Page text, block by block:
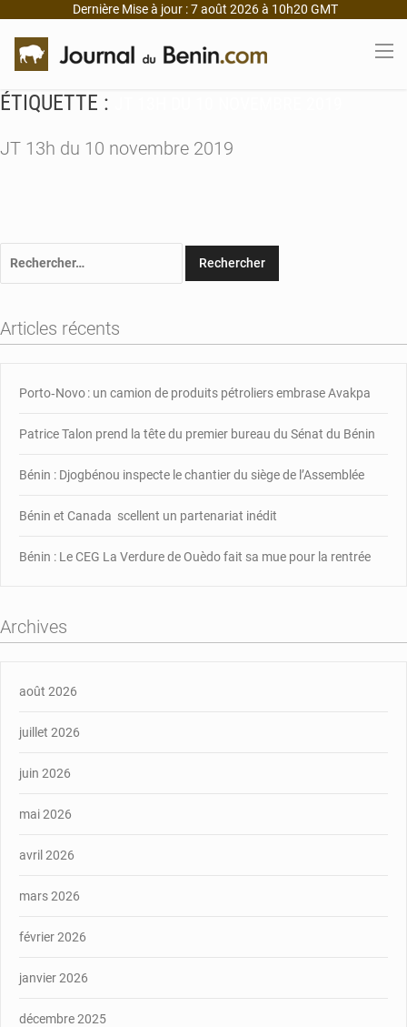
Dernière Mise à jour : 7 août 2026 à 10h20 GMT
ÉTIQUETTE :
JT 13h du 10 novembre 2019
Articles récents
Porto‑Novo : un camion de produits pétroliers embrase Avakpa
Patrice Talon prend la tête du premier bureau du Sénat du Bénin
Bénin : Djogbénou inspecte le chantier du siège de l’Assemblée
Bénin et Canada scellent un partenariat inédit
Bénin : Le CEG La Verdure de Ouèdo fait sa mue pour la rentrée
Archives
août 2026
juillet 2026
juin 2026
mai 2026
avril 2026
mars 2026
février 2026
janvier 2026
décembre 2025